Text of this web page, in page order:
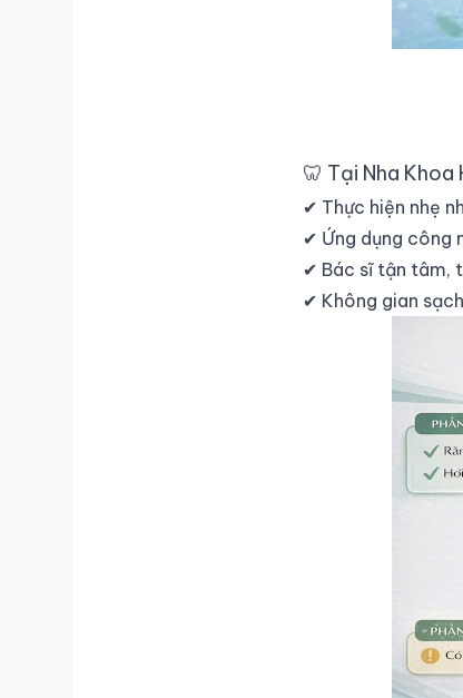
Vui lòng đăng nhập bằng Số điện thoại đã đăng ký.
🦷 Tại Nha
✔ Thực hiện nhẹ
✔ Ứng dụng công
✔ Bác sĩ tận tâm,
✔ Không gian